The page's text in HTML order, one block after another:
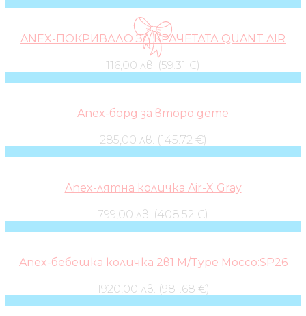
ANEX-ПОКРИВАЛО ЗА КРАЧЕТАТА QUANT AIR
116,00 лв. (59.31 €)
Anex-борд за второ дете
285,00 лв. (145.72 €)
Anex-лятна количка Air-X Gray
799,00 лв. (408.52 €)
Anex-бебешка количка 2в1 M/Type Mocco:SP26
1920,00 лв. (981.68 €)